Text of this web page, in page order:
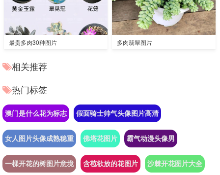
最贵多肉30种图片 多肉翡翠图片
相关推荐
热门标签
澳门是什么花为标志 假面骑士帅气头像图片高清
女人图片头像成熟稳重 佛塔花图片 霸气动漫头像男
一棵开花的树图片意境 含苞欲放的花图片 沙棘开花图片大全